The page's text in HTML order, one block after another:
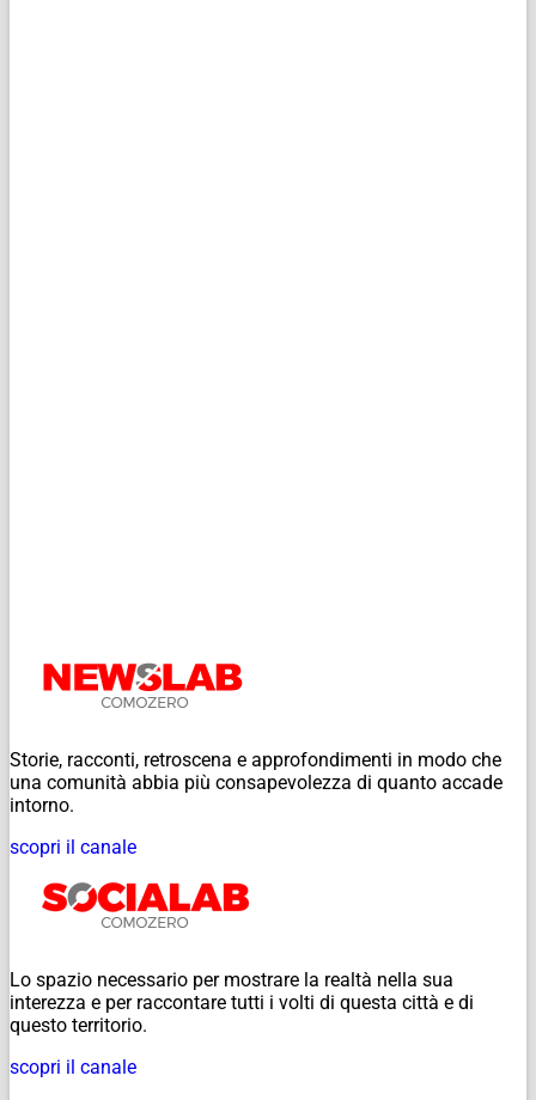
Storie, racconti, retroscena e approfondimenti in modo che
una comunità abbia più consapevolezza di quanto accade
intorno.
scopri il canale
Lo spazio necessario per mostrare la realtà nella sua
interezza e per raccontare tutti i volti di questa città e di
questo territorio.
scopri il canale